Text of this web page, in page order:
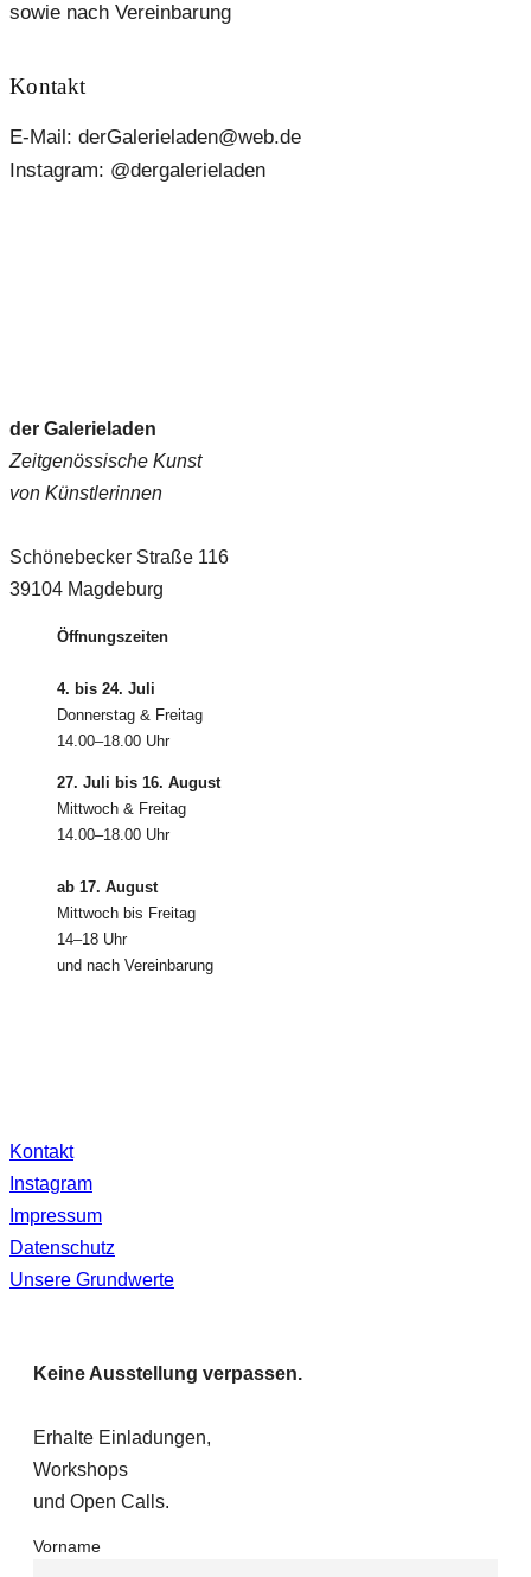
sowie nach Vereinbarung
Kontakt
E-Mail: derGalerieladen@web.de
Instagram: @dergalerieladen
der Galerieladen
Zeitgenössische Kunst
von Künstlerinnen
Schönebecker Straße 116
39104 Magdeburg
Öffnungszeiten
4. bis 24. Juli
Donnerstag & Freitag
14.00–18.00 Uhr
27. Juli bis 16. August
Mittwoch & Freitag
14.00–18.00 Uhr
ab 17. August
Mittwoch bis Freitag
14–18 Uhr
und nach Vereinbarung
Kontakt
Instagram
Impressum
Datenschutz
Unsere Grundwerte
Keine Ausstellung verpassen.
Erhalte Einladungen,
Workshops
und Open Calls.
Vorname